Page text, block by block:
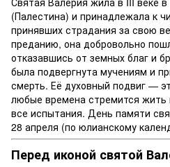
(Палестина) и принадлежала к
принявших страдания за свою
преданию, она добровольно
отказавшись от земных благ и
была подвергнута мучениям и
смерть. Её духовный подвиг —
любые времена стремится жить
все испытания. День памяти
28 апреля (по юлианскому
Перед иконой святой